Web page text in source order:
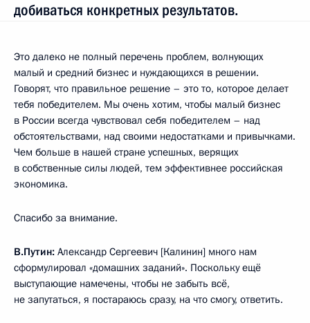
добиваться конкретных результатов.
Это далеко не полный перечень проблем, волнующих
малый и средний бизнес и нуждающихся в решении.
Говорят, что правильное решение – это то, которое делает
тебя победителем. Мы очень хотим, чтобы малый бизнес
в России всегда чувствовал себя победителем – над
обстоятельствами, над своими недостатками и привычками.
Чем больше в нашей стране успешных, верящих
в собственные силы людей, тем эффективнее российская
экономика.
Спасибо за внимание.
В.Путин: Александр Сергеевич [Калинин] много нам
сформулировал «домашних заданий». Поскольку ещё
выступающие намечены, чтобы не забыть всё,
не запутаться, я постараюсь сразу, на что смогу, ответить.